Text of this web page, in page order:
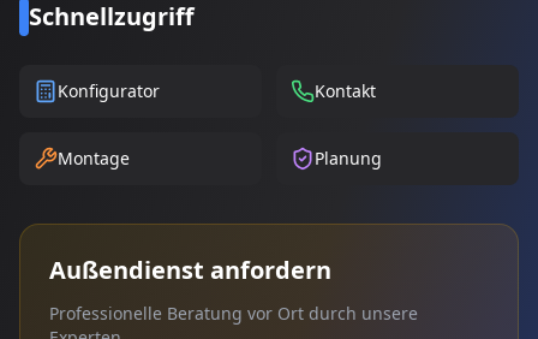
Schnellzugriff
Konfigurator Kontakt
Montage Planung
Außendienst anfordern
Professionelle Beratung vor Ort durch unsere